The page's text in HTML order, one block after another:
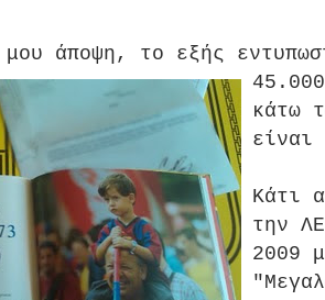
άποψη, το εξής
κάτω
είναι
Κάτι
την
2009